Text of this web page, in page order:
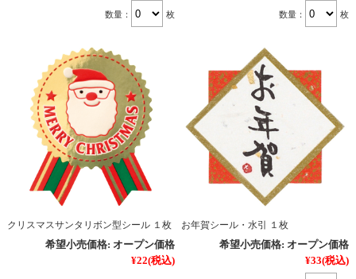
数量： 枚 数量： 枚
クリスマスサンタリボン型シール １枚
希望小売価格: オープン価格
¥22(税込)
お年賀シール・水引 １枚
希望小売価格: オープン価格
¥33(税込)